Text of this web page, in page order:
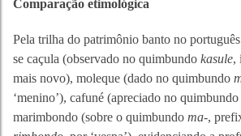
Comparação etimológica
Pela trilha do patrimônio banto no
se caçula (observado no quimbundo kasule,
mais novo), moleque (dado no quimbundo
‘menino’), cafuné (apreciado no quimbundo
marimbondo (sobre o quimbundo ma-,